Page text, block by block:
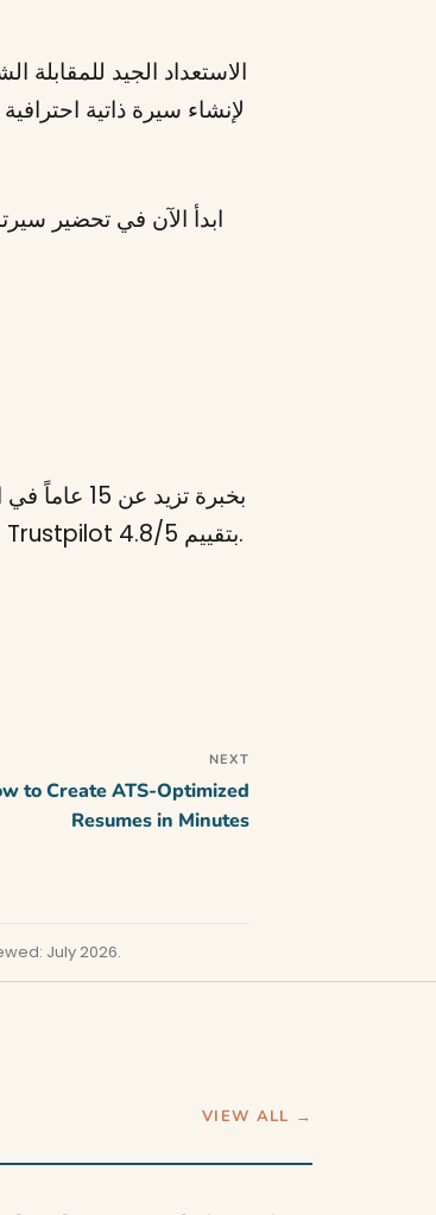
ابدأ الآن في تحضير
10,000 سيرة ذاتية وساعد أكثر من 6 ملايين مستخدم في 150+ دولة. يثق به أكثر من 37,000 مستخدم على Trustpilot بتقييم 4.8/5.
NEXT
to Create ATS-Optimized
Resumes in Minutes
July 2026.
VIEW ALL →